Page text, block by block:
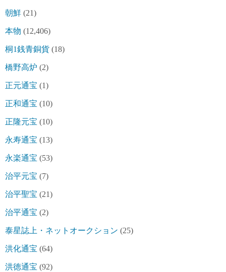
朝鮮 (21)
本物 (12,406)
桐1銭青銅貨 (18)
橋野高炉 (2)
正元通宝 (1)
正和通宝 (10)
正隆元宝 (10)
永寿通宝 (13)
永楽通宝 (53)
治平元宝 (7)
治平聖宝 (21)
治平通宝 (2)
泰星誌上・ネットオークション (25)
洪化通宝 (64)
洪徳通宝 (92)